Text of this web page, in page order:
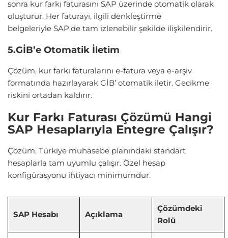
sonra kur farkı faturasını SAP üzerinde otomatik olarak
oluşturur. Her faturayı, ilgili denkleştirme
belgeleriyle SAP'de tam izlenebilir şekilde ilişkilendirir.
5.GİB’e Otomatik İletim
Çözüm, kur farkı faturalarını e-fatura veya e-arşiv
formatında hazırlayarak GİB’ otomatik iletir. Gecikme
riskini ortadan kaldırır.
Kur Farkı Faturası Çözümü Hangi
SAP Hesaplarıyla Entegre Çalışır?
Çözüm, Türkiye muhasebe planındaki standart
hesaplarla tam uyumlu çalışır. Özel hesap
konfigürasyonu ihtiyacı minimumdur.
SAP Hesabı Açıklama
Çözümdeki
Rolü